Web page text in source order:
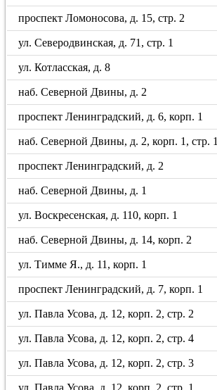
проспект Ломоносова, д. 15, стр. 2
ул. Северодвинская, д. 71, стр. 1
ул. Котласская, д. 8
наб. Северной Двины, д. 2
проспект Ленинградский, д. 6, корп. 1
наб. Северной Двины, д. 2, корп. 1, стр. 1
проспект Ленинградский, д. 2
наб. Северной Двины, д. 1
ул. Воскресенская, д. 110, корп. 1
наб. Северной Двины, д. 14, корп. 2
ул. Тимме Я., д. 11, корп. 1
проспект Ленинградский, д. 7, корп. 1
ул. Павла Усова, д. 12, корп. 2, стр. 2
ул. Павла Усова, д. 12, корп. 2, стр. 4
ул. Павла Усова, д. 12, корп. 2, стр. 3
ул. Павла Усова, д. 12, корп. 2, стр. 1